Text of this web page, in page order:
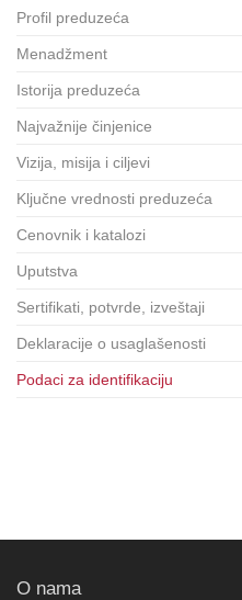
Profil preduzeća
Menadžment
Istorija preduzeća
Najvažnije činjenice
Vizija, misija i ciljevi
Ključne vrednosti preduzeća
Cenovnik i katalozi
Uputstva
Sertifikati, potvrde, izveštaji
Deklaracije o usaglašenosti
Podaci za identifikaciju
O nama